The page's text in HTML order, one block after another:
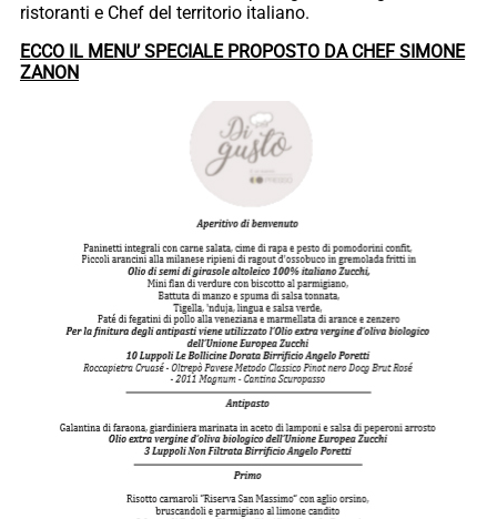
ristoranti e Chef del territorio italiano.
ECCO IL MENU’ SPECIALE PROPOSTO DA CHEF SIMONE
ZANON